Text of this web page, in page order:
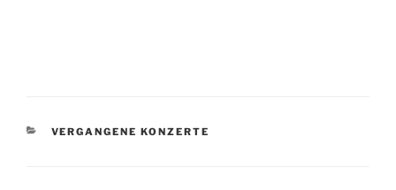
KATEGORIEN
VERGANGENE KONZERTE